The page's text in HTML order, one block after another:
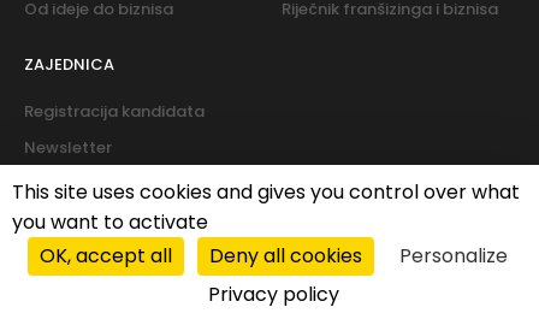
Od ideje do biznisa
Riječnik franšizinga i biznisa
ZAJEDNICA
Registracija kandidata
Newsletter
Forum
Cookies|Politika privatnosti
© 2026 PROFIT system. All rights reserved.
This site uses cookies and gives you control over what
you want to activate
OK, accept all
Deny all cookies
Personalize
Privacy policy